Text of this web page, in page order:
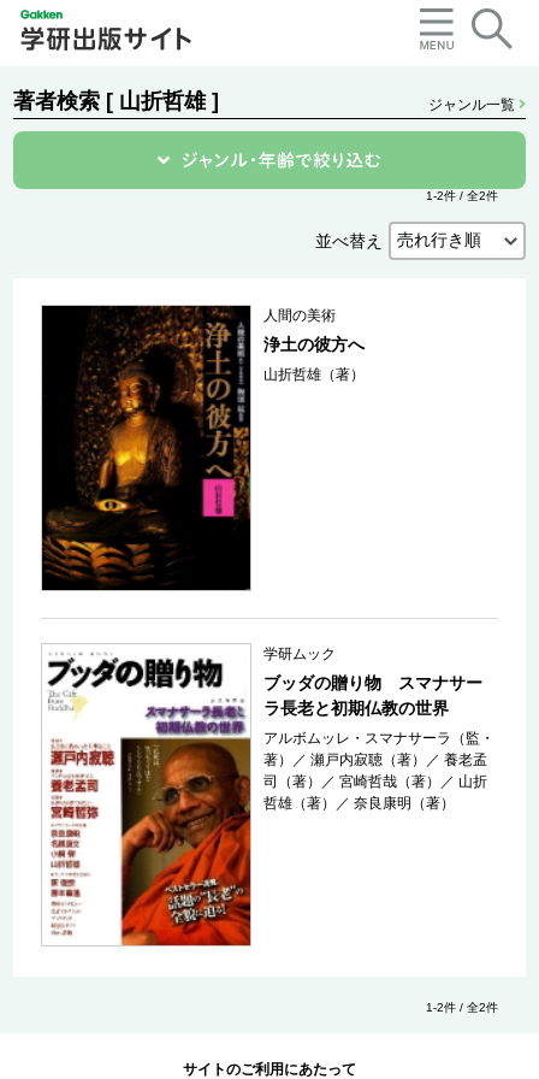
著者検索 [ 山折哲雄 ] ジャンル一覧
1-2件 / 全2件
並べ替え
人間の美術
浄土の彼方へ
山折哲雄（著）
学研ムック
ブッダの贈り物 スマナサー
ラ長老と初期仏教の世界
アルボムッレ・スマナサーラ（監・
著）
／瀬戸内寂聴（著） ／養老孟
司（著）
／宮崎哲哉（著） ／ 山折
哲雄（著）
／奈良康明（著）
1-2件 / 全2件
サイトのご利用にあたって